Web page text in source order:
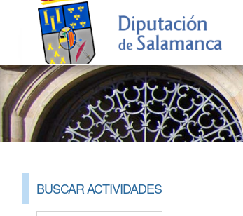
BUSCAR ACTIVIDADES